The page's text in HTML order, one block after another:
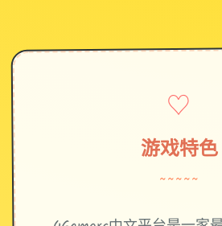
♡
游戏特色
~~~~~